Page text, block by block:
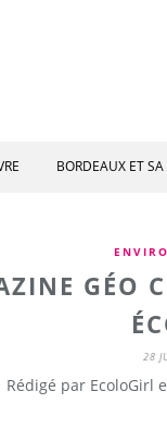
BORDEAUX ET SA
GÉO
28
Rédigé par EcoloGirl